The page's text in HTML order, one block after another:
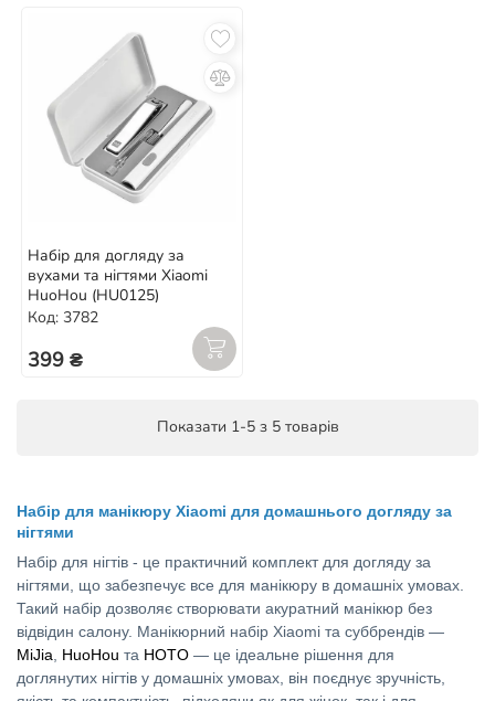
Набір для догляду за
вухами та нігтями Xiaomi
HuoHou (HU0125)
Код: 3782
399 ₴
Показати 1-5 з 5 товарів
Набір для манікюру Xiaomi для домашнього догляду за
нігтями
Набір для нігтів - це практичний комплект для догляду за
нігтями, що забезпечує все для манікюру в домашніх умовах.
Такий набір дозволяє створювати акуратний манікюр без
відвідин салону. Манікюрний набір Xiaomi та суббрендів —
MiJia
HuoHou та HOTO — це ідеальне рішення для
доглянутих нігтів у домашніх умовах, він поєднує зручність,